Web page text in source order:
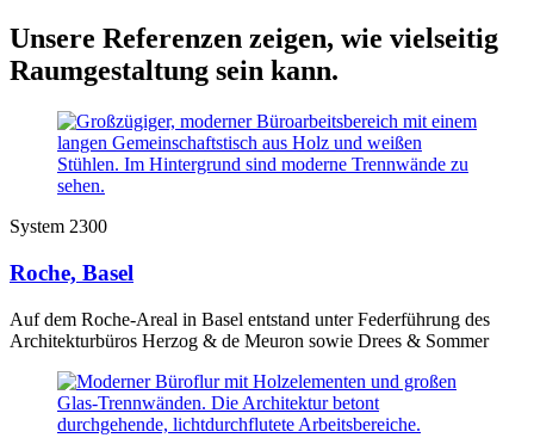
Unsere Referenzen zeigen, wie vielseitig
Raumgestaltung sein kann.
System 2300
Roche, Basel
Auf dem Roche-Areal in Basel entstand unter Federführung des
Architekturbüros Herzog & de Meuron sowie Drees & Sommer